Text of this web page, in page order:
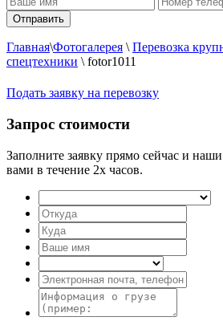
Главная\Фотогалерея \ Перевозка
спецтехники \ fotor1011
Подать заявку на перевозку
Запрос стоимости
Заполните заявку прямо сейчас и
вами в течение 2х часов.